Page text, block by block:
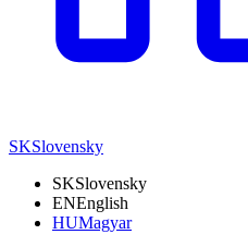
SKSlovensky
SKSlovensky
ENEnglish
HUMagyar